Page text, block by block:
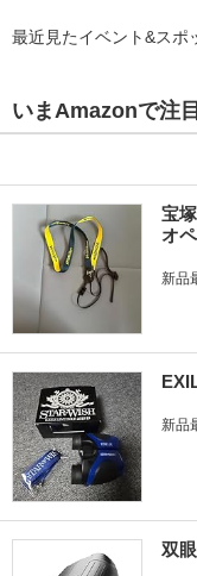
最近見たイベント&スポ
いまAmazonで注
宝
オ
新品
新品
双